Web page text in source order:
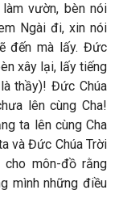
vườn, bèn nói
Ngài đi, xin nói
đến mà lấy. Đức
xây lại, lấy tiếng
thầy)! Đức Chúa
lên cùng Cha!
ta lên cùng Cha
và Đức Chúa Trời
môn-đồ rằng
mình những điều